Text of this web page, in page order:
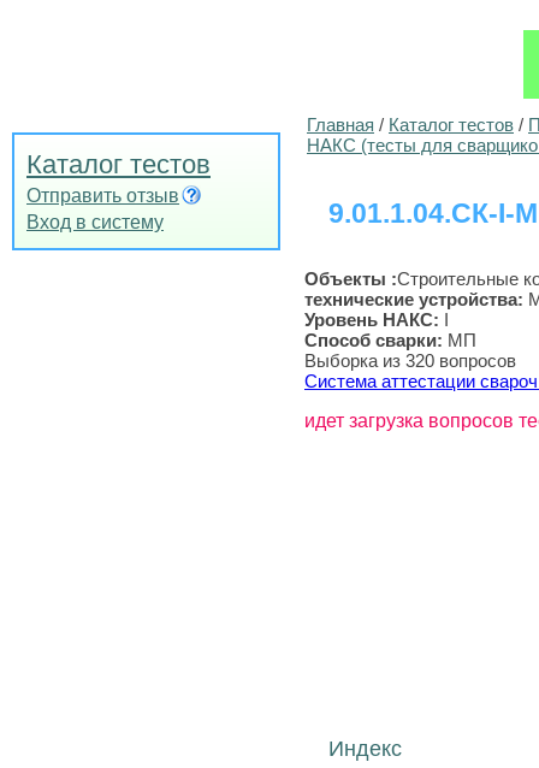
Каталог тестов
Отправить отзыв
Вход в систему
Главная / Каталог тестов /
НАКС (тесты для
9.01.1.04.СК-I-
Объекты :Строительные
технические устройства:
Уровень НАКС: I
Способ сварки: МП
Выборка из 320 вопросов
Система аттестации
идет загрузка вопросов
Индекс